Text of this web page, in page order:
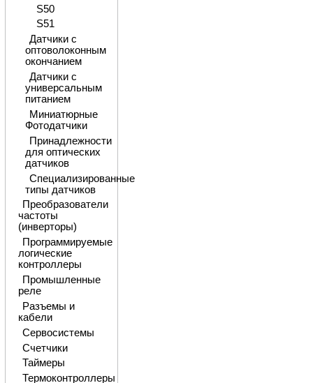
S50
S51
Датчики с
оптоволоконным
окончанием
Датчики с
универсальным
питанием
Миниатюрные
Фотодатчики
Принадлежности
для оптических
датчиков
Специализированные
типы датчиков
Преобразователи
частоты
(инверторы)
Программируемые
логические
контроллеры
Промышленные
реле
Разъемы и
кабели
Сервосистемы
Счетчики
Таймеры
Термоконтроллеры